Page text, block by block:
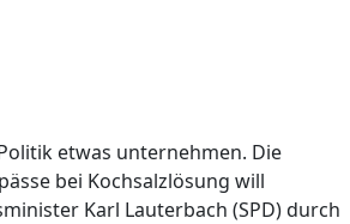
etwas unternehmen. Die
bei Kochsalzlösung will
Karl Lauterbach (SPD) durch